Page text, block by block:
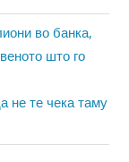
во банка,
што го
не те чека таму